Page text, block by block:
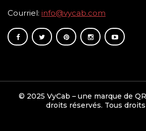
Courriel: info@vycab.com
© 2025 VyCab – une marque de
droits réservés. Tous